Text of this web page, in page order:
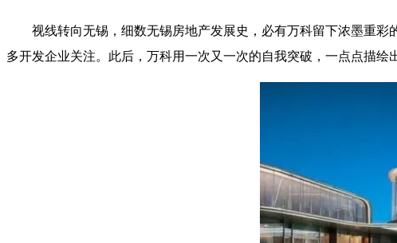
视线转向无锡，细数无锡房地产发展史，必有万科留下浓墨重
多开发企业关注。此后，万科用一次又一次的自我突破，一点点描绘